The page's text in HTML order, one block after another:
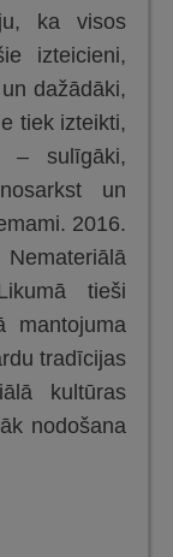
ka visos
izteicieni,
dažādāki,
tiek izteikti,
– sulīgāki,
un
2016.
tieši
mantojuma
tradīcijas
kultūras
nodošana